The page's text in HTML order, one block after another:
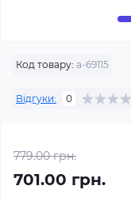
Код товару: a-69115
Відгуки: 0
779.00 грн.
701.00 грн.